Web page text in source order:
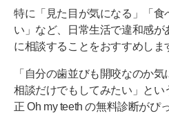
特に「見た目が気になる」「食
い」など、日常生活で違和感
に相談することをおすすめしま
「自分の歯並びも開咬なのか
相談だけでもしてみたい」と
正 Oh my teeth の無料診断がぴ